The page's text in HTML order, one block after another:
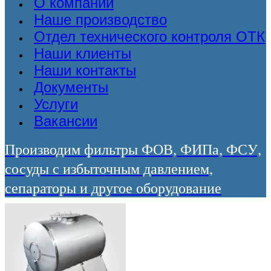
Наше производство
Отдел технического контроля ОТК
Наши клиенты
Наши контакты
Документы
Услуги
Вакансии
Производим фильтры ФОВ, ФИПа, ФСУ,
сосуды с избыточным давлением,
сепараторы и другое оборудование